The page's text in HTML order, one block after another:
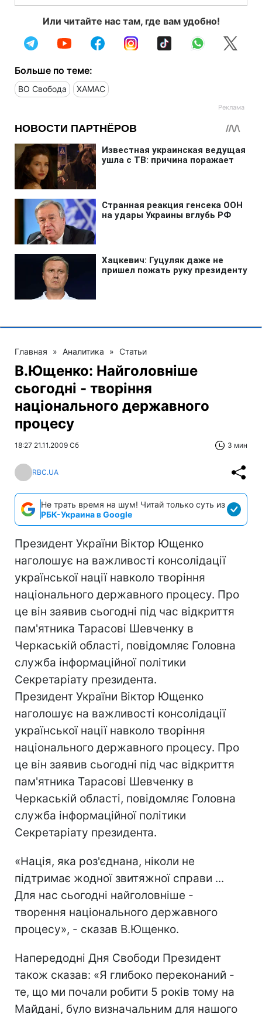
Или читайте нас там, где вам удобно!
Больше по теме:
ВО Свобода ХАМАС
Главная » Аналитика » Статьи
В.Ющенко: Найголовніше
сьогодні - творіння
національного державного
процесу
18:27 21.11.2009 Сб 3 мин
RBC.UA
Не трать время на шум! Читай только суть из
РБК-Украина в Google
Президент України Віктор Ющенко
наголошує на важливості консолідації
української нації навколо творіння
національного державного процесу. Про
це він заявив сьогодні під час відкриття
пам'ятника Тарасові Шевченку в
Черкаській області, повідомляє Головна
служба інформаційної політики
Секретаріату президента.
Президент України Віктор Ющенко
наголошує на важливості консолідації
української нації навколо творіння
національного державного процесу. Про
це він заявив сьогодні під час відкриття
пам'ятника Тарасові Шевченку в
Черкаській області, повідомляє Головна
служба інформаційної політики
Секретаріату президента.
«Нація, яка роз'єднана, ніколи не
підтримає жодної звитяжної справи ...
Для нас сьогодні найголовніше -
творення національного державного
процесу», - сказав В.Ющенко.
Напередодні Дня Свободи Президент
також сказав: «Я глибоко переконаний -
те, що ми почали робити 5 років тому на
Майдані, було визначальним для нашого